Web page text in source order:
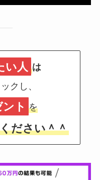
い人 は
クし、
ト を
ださい＾＾